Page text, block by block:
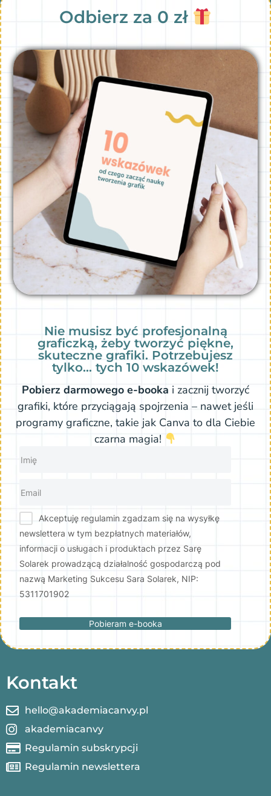
Odbierz za 0 zł
Nie musisz być profesjonalną
graficzką, żeby tworzyć piękne,
skuteczne grafiki. Potrzebujesz
tylko… tych 10 wskazówek!
Pobierz darmowego e-booka i zacznij tworzyć
grafiki, które przyciągają spojrzenia – nawet jeśli
programy graficzne, takie jak Canva to dla Ciebie
czarna magia!
Akceptuję regulamin zgadzam się na wysyłkę
newslettera w tym bezpłatnych materiałów,
informacji o usługach i produktach przez Sarę
Solarek prowadzącą działalność gospodarczą pod
nazwą Marketing Sukcesu Sara Solarek, NIP:
5311701902
Pobieram e-booka
Kontakt
hello@akademiacanvy.pl
akademiacanvy
Regulamin subskrypcji
Regulamin newslettera